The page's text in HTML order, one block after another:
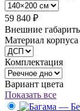
59 840 ₽
Внешние
Материал корпуса
Комплектация
Вариант цвета
Показать все